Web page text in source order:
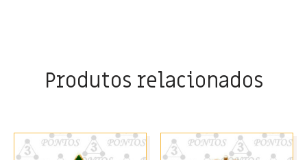
Produtos relacionados